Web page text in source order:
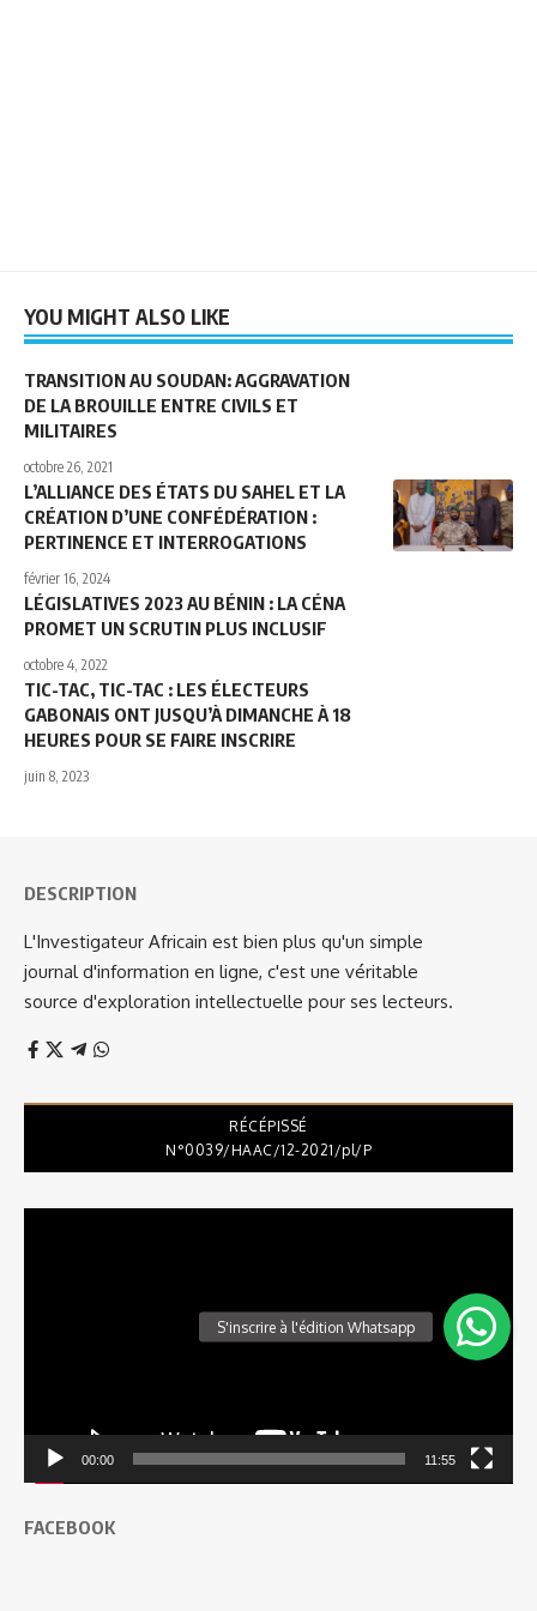
YOU MIGHT ALSO LIKE
TRANSITION AU SOUDAN: AGGRAVATION
DE LA BROUILLE ENTRE CIVILS ET
MILITAIRES
octobre 26, 2021
L’ALLIANCE DES ÉTATS DU SAHEL ET LA
CRÉATION D’UNE CONFÉDÉRATION :
PERTINENCE ET INTERROGATIONS
février 16, 2024
LÉGISLATIVES 2023 AU BÉNIN : LA CÉNA
PROMET UN SCRUTIN PLUS INCLUSIF
octobre 4, 2022
TIC-TAC, TIC-TAC : LES ÉLECTEURS
GABONAIS ONT JUSQU’À DIMANCHE À 18
HEURES POUR SE FAIRE INSCRIRE
juin 8, 2023
DESCRIPTION
L'Investigateur Africain est bien plus qu'un simple
journal d'information en ligne, c'est une véritable
source d'exploration intellectuelle pour ses lecteurs.
RÉCÉPISSÉ
N°0039/HAAC/12-2021/pl/P
00:00 11:55
FACEBOOK